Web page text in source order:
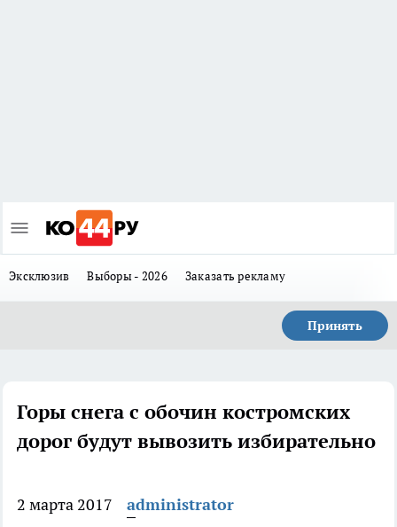
Эксклюзив Выборы - 2026 Заказать рекламу
Принять
Горы снега с обочин костромских
дорог будут вывозить избирательно
2 марта 2017
administrator